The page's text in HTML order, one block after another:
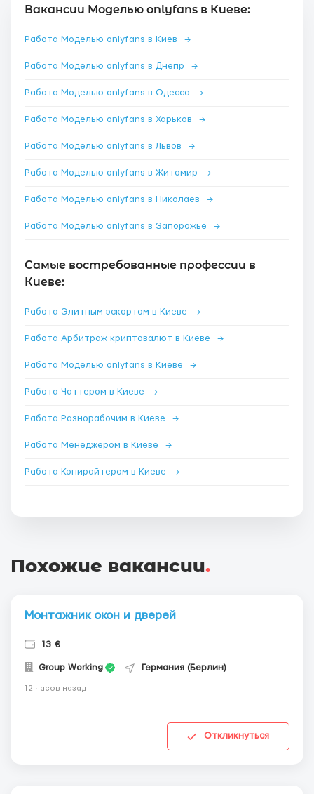
Вакансии Моделью onlyfans в Киеве:
Работа Моделью onlyfans в Киев →
Работа Моделью onlyfans в Днепр →
Работа Моделью onlyfans в Одесса →
Работа Моделью onlyfans в Харьков →
Работа Моделью onlyfans в Львов →
Работа Моделью onlyfans в Житомир →
Работа Моделью onlyfans в Николаев →
Работа Моделью onlyfans в Запорожье →
Самые востребованные профессии в
Киеве:
Работа Элитным эскортом в Киеве →
Работа Арбитраж криптовалют в Киеве →
Работа Моделью onlyfans в Киеве →
Работа Чаттером в Киеве →
Работа Разнорабочим в Киеве →
Работа Менеджером в Киеве →
Работа Копирайтером в Киеве →
Похожие вакансии.
Монтажник окон и дверей
13 €
Group Working Германия (Берлин)
12 часов назад
Откликнуться